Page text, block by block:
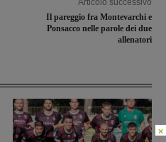
Articolo successivo
Il pareggio fra Montevarchi e
Ponsacco nelle parole dei due
allenatori
×